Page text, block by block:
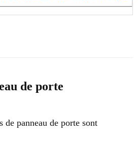
de porte
de panneau de porte sont